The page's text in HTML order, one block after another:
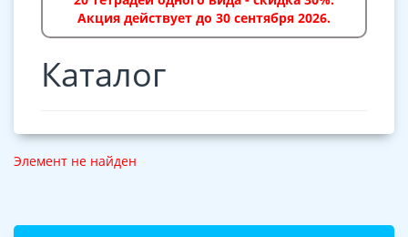
Акция действует до 30 сентября 2026.
Каталог
Элемент не найден